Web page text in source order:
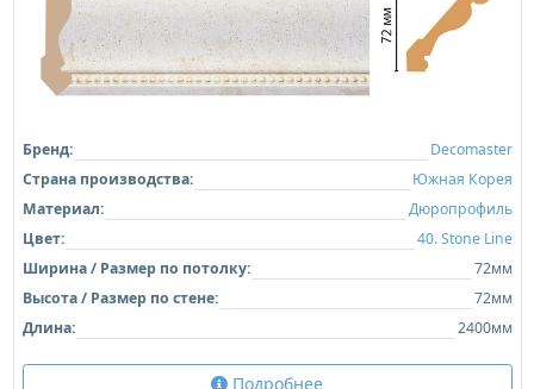
Бренд:
Decomaster
Страна производства:
Южная Корея
Материал:
Дюропрофиль
Цвет:
40. Stone Line
Ширина / Размер по потолку:
72мм
Высота / Размер по стене:
72мм
Длина:
2400мм
Подробнее